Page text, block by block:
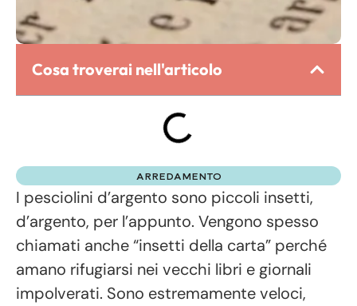
Cosa troverai nell'articolo
ARREDAMENTO
I pesciolini d’argento sono piccoli insetti,
d’argento, per l’appunto. Vengono spesso
chiamati anche “insetti della carta” perché
amano rifugiarsi nei vecchi libri e giornali
impolverati. Sono estremamente veloci,